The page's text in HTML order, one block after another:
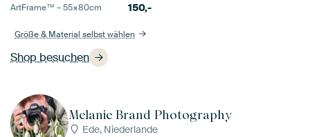
Shop besuchen
ArtFrame™ –55×80cm 150,-
Größe & Material selbst wählen
Melanie Brand Photography
Ede, Niederlande